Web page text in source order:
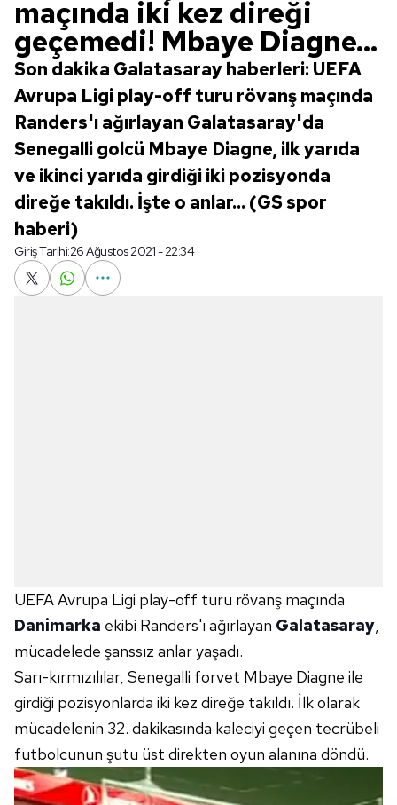
maçında iki kez direği
geçemedi! Mbaye Diagne...
Son dakika Galatasaray haberleri: UEFA
Avrupa Ligi play-off turu rövanş maçında
Randers'ı ağırlayan Galatasaray'da
Senegalli golcü Mbaye Diagne, ilk yarıda
ve ikinci yarıda girdiği iki pozisyonda
direğe takıldı. İşte o anlar... (GS spor
haberi)
Giriş Tarihi:26 Ağustos 2021 - 22:34
UEFA Avrupa Ligi play-off turu rövanş maçında
Danimarka ekibi Randers'ı ağırlayan Galatasaray,
mücadelede şanssız anlar yaşadı.
Sarı-kırmızılılar, Senegalli forvet Mbaye Diagne ile
girdiği pozisyonlarda iki kez direğe takıldı. İlk olarak
mücadelenin 32. dakikasında kaleciyi geçen tecrübeli
futbolcunun şutu üst direkten oyun alanına döndü.